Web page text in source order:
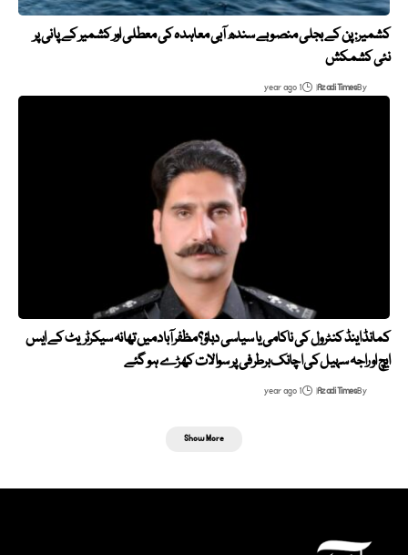
کشمیر: پن کے بجلی منصوبے سندھ آبی معاہدہ کی معطلی اور کشمیر کے پانی پر
نئی کشمکش
By
Azadi Times
1 year ago
کمانڈ اینڈ کنٹرول کی ناکامی یا سیاسی دباؤ؟ مظفرآباد میں تھانہ سیکرٹریٹ کے ایس
ایچ او راجہ سہیل کی اچانک برطرفی پر سوالات کھڑے ہو گئے
By
Azadi Times
1 year ago
Show More